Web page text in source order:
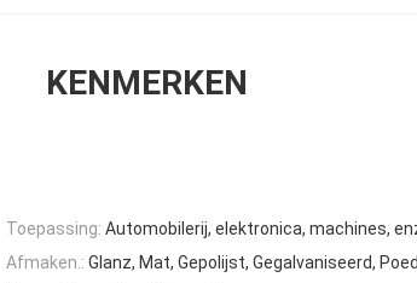
KENMERKEN
Toepassing: Automobilerij, elektronica, machines,
Afmaken.: Glanz, Mat, Gepolijst, Gegalvaniseerd,